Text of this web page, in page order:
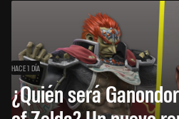
HACE 1 DÍA
¿Quién será